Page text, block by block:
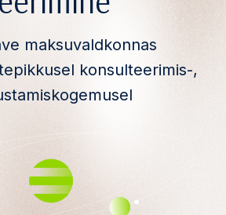
maksuvaldkonnas
konsulteerimis-,